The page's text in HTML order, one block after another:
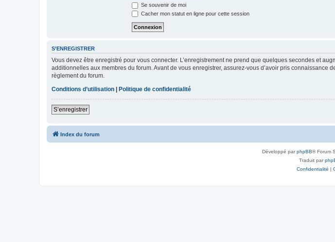
Se souvenir de moi
Cacher mon statut en ligne pour cette session
S’ENREGISTRER
Vous devez être enregistré pour vous connecter. L’enregistrement ne prend que quelques secondes et
additionnelles aux membres du forum. Avant de vous enregistrer, assurez-vous d’avoir pris
règlement du forum.
Conditions d’utilisation | Politique de confidentialité
S’enregistrer
Index du forum
Développé parphpBB® Forum
Traduit par
Confidentialité |